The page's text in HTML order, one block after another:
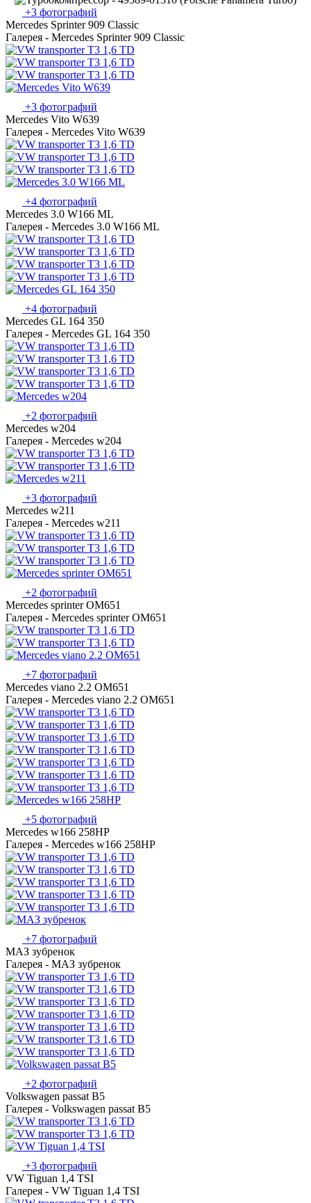
+3 фотографий
Mercedes Sprinter 909 Classic
Галерея - Mercedes Sprinter 909 Classic
+3 фотографий
Mercedes Vito W639
Галерея - Mercedes Vito W639
+4 фотографий
Mercedes 3.0 W166 ML
Галерея - Mercedes 3.0 W166 ML
+4 фотографий
Mercedes GL 164 350
Галерея - Mercedes GL 164 350
+2 фотографий
Mercedes w204
Галерея - Mercedes w204
+3 фотографий
Mercedes w211
Галерея - Mercedes w211
+2 фотографий
Mercedes sprinter OM651
Галерея - Mercedes sprinter OM651
+7 фотографий
Mercedes viano 2.2 OM651
Галерея - Mercedes viano 2.2 OM651
+5 фотографий
Mercedes w166 258HP
Галерея - Mercedes w166 258HP
+7 фотографий
МАЗ зубренок
Галерея - МАЗ зубренок
+2 фотографий
Volkswagen passat B5
Галерея - Volkswagen passat B5
+3 фотографий
VW Tiguan 1,4 TSI
Галерея - VW Tiguan 1,4 TSI